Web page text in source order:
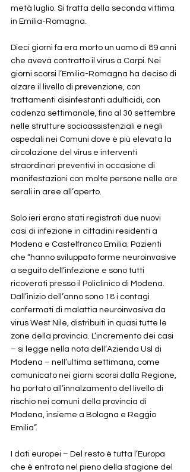
metà luglio. Si tratta della seconda vittima
in Emilia-Romagna.
Dieci giorni fa era morto un uomo di 89 anni
che aveva contratto il virus a Carpi. Nei
giorni scorsi l’Emilia-Romagna ha deciso di
alzare il livello di prevenzione, con
trattamenti disinfestanti adulticidi, con
cadenza settimanale, fino al 30 settembre
nelle strutture socioassistenziali e negli
ospedali nei Comuni dove è più elevata la
circolazione del virus e interventi
straordinari preventivi in occasione di
manifestazioni con molte persone nelle ore
serali in aree all’aperto.
Solo ieri erano stati registrati due nuovi
casi di infezione in cittadini residenti a
Modena e Castelfranco Emilia. Pazienti
che “hanno sviluppato forme neuroinvasive
a seguito dell’infezione e sono tutti
ricoverati presso il Policlinico di Modena.
Dall’inizio dell’anno sono 18 i contagi
confermati di malattia neuroinvasiva da
virus West Nile, distribuiti in quasi tutte le
zone della provincia. L’incremento dei casi
– si legge nella nota dell’Azienda Usl di
Modena – nell’ultima settimana, come
comunicato nei giorni scorsi dalla Regione,
ha portato all’innalzamento del livello di
rischio nei comuni della provincia di
Modena, insieme a Bologna e Reggio
Emilia”.
I dati europei – Del resto è tutta l’Europa
che è entrata nel pieno della stagione del